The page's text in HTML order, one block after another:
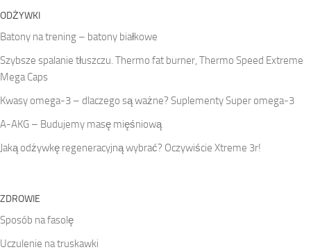
ODŻYWKI
Batony na trening – batony białkowe
Szybsze spalanie tłuszczu. Thermo fat burner, Thermo Speed Extreme
Mega Caps
Kwasy omega-3 – dlaczego są ważne? Suplementy Super omega-3
A-AKG – Budujemy masę mięśniową
Jaką odżywkę regeneracyjną wybrać? Oczywiście Xtreme 3r!
ZDROWIE
Sposób na fasolę
Uczulenie na truskawki